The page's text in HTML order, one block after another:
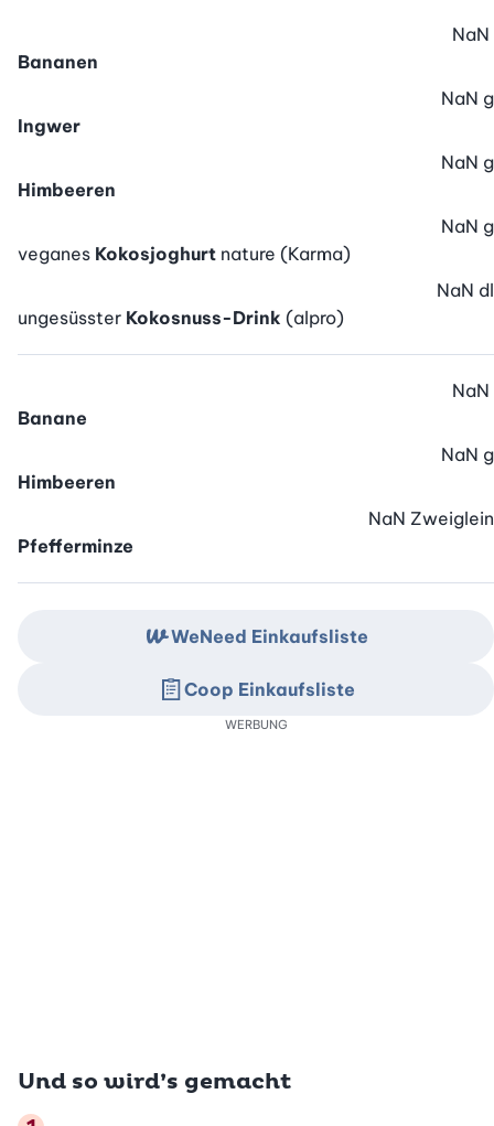
Bananen
NaN
Ingwer
NaN g
Himbeeren
NaN g
veganes Kokosjoghurt nature (Karma)
NaN g
ungesüsster Kokosnuss-Drink (alpro)
NaN dl
Banane
NaN
Himbeeren
NaN g
Pfefferminze
NaN Zweiglein
Und so wird’s gemacht
WeNeed Einkaufsliste
Coop Einkaufsliste
WERBUNG